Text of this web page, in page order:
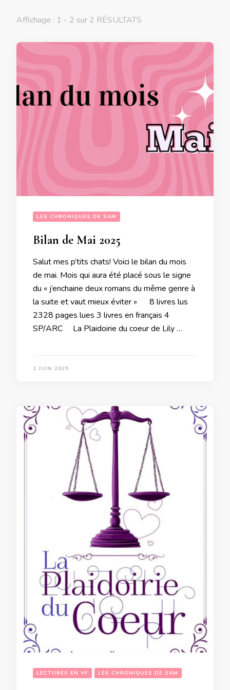
Affichage : 1 - 2 sur 2 RÉSULTATS
LES CHRONIQUES DE SAM
Bilan de Mai 2025
Salut mes p’tits chats! Voici le bilan du mois
de mai. Mois qui aura été placé sous le signe
du « j’enchaine deux romans du même genre à
la suite et vaut mieux éviter » 8 livres lus
2328 pages lues 3 livres en français 4
SP/ARC La Plaidoirie du coeur de Lily …
1 JUIN 2025
LECTURES EN VF LES CHRONIQUES DE SAM